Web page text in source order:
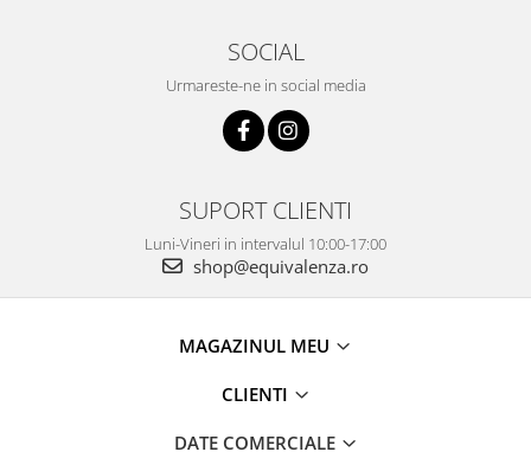
SOCIAL
Urmareste-ne in social media
SUPORT CLIENTI
Luni-Vineri in intervalul 10:00-17:00
shop@equivalenza.ro
MAGAZINUL MEU
CLIENTI
DATE COMERCIALE